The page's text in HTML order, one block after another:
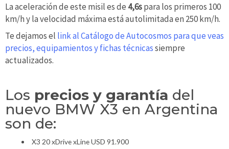
La aceleración de este misil es de 4,6spara los primeros 100
km/h y la velocidad máxima está autolimitada en 250 km/h.
Te dejamos el link al Catálogo de Autocosmos para que veas
precios, equipamientos y fichas técnicassiempre
actualizados.
Los precios y garantía del
nuevo BMW X3 en Argentina
son de:
X3 20 xDrive xLine USD 91.900